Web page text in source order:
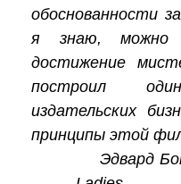
обоснованности
я знаю, можно
достижение
построил
издательских
принципы этой
Эдвард